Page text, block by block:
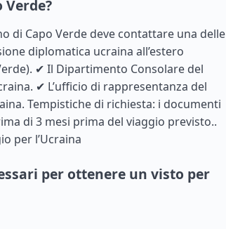
di Capo Verde deve contattare una delle
diplomatica ucraina all’estero
✔ Il Dipartimento Consolare del
✔ L’ufficio di rappresentanza del
Tempistiche di richiesta: i documenti
di 3 mesi prima del viaggio previsto..
per l’Ucraina
per ottenere un visto per